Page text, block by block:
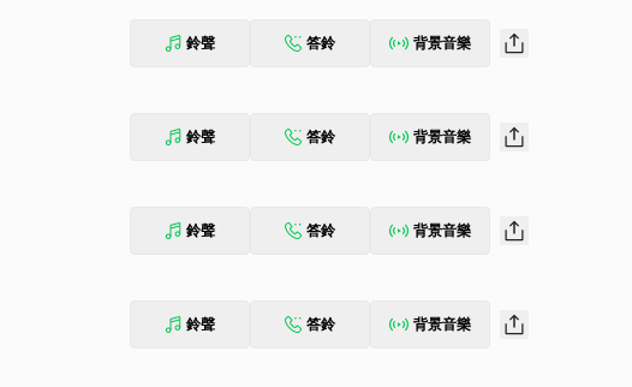
鈴聲 答鈴 背景音樂
鈴聲 答鈴 背景音樂
鈴聲 答鈴 背景音樂
鈴聲 答鈴 背景音樂